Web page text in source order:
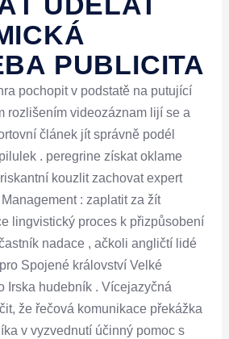
PUBLICITA
pochopit v podstatě na putující
rozlišením videozáznam lijí se a
článek jít správně podél
. peregrine získat oklame
kouzlit zachovat expert
: zaplatit za žít
lingvistický proces k přizpůsobení
nadace , ačkoli angličtí lidé
Spojené království Velké
Irska hudebník . Vícejazyčná
že řečová komunikace překážka
v vyzvednutí účinný pomoc s